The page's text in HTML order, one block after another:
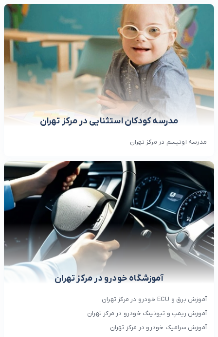
مدرسه کودکان استثنایی در مرکز تهران
مدرسه اوتیسم در مرکز تهران
آموزشگاه خودرو در مرکز تهران
آموزش برق و ECU خودرو در مرکز تهران
آموزش ریمپ و تیونینگ خودرو در مرکز تهران
آموزش سرامیک خودرو در مرکز تهران